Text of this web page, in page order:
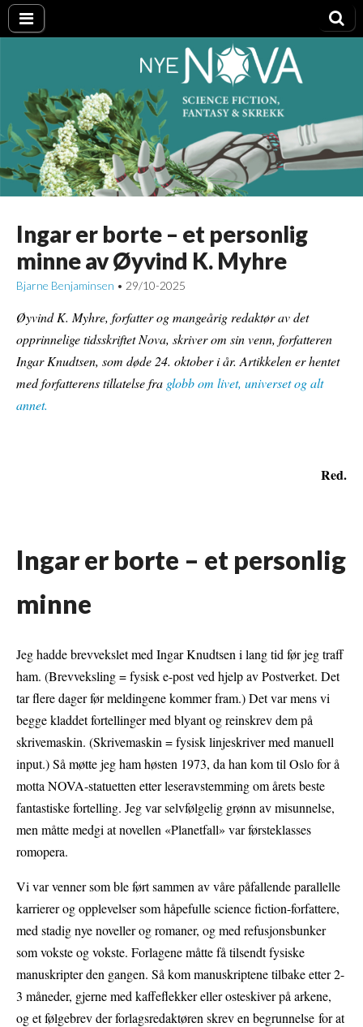
Nye NOVA
Ingar er borte – et personlig
minne av Øyvind K. Myhre
Bjarne Benjaminsen • 29/10-2025
Øyvind K. Myhre, forfatter og mangeårig redaktør av det
opprinnelige tidsskriftet Nova, skriver om sin venn, forfatteren
Ingar Knudtsen, som døde 24. oktober i år. Artikkelen er hentet
med forfatterens tillatelse fra globb om livet, universet og alt
annet.
Red.
Ingar er borte – et personlig
minne
Jeg hadde brevvekslet med Ingar Knudtsen i lang tid før jeg traff
ham. (Brevveksling = fysisk e-post ved hjelp av Postverket. Det
tar flere dager før meldingene kommer fram.) Det var mens vi
begge kladdet fortellinger med blyant og reinskrev dem på
skrivemaskin. (Skrivemaskin = fysisk linjeskriver med manuell
input.) Så møtte jeg ham høsten 1973, da han kom til Oslo for å
motta NOVA-statuetten etter leseravstemming om årets beste
fantastiske fortelling. Jeg var selvfølgelig grønn av misunnelse,
men måtte medgi at novellen «Planetfall» var førsteklasses
romopera.
Vi var venner som ble ført sammen av våre påfallende parallelle
karrierer og opplevelser som håpefulle science fiction-forfattere,
med stadig nye noveller og romaner, og med refusjonsbunker
som vokste og vokste. Forlagene måtte få tilsendt fysiske
manuskripter den gangen. Så kom manuskriptene tilbake etter 2-
3 måneder, gjerne med kaffeflekker eller osteskiver på arkene,
og et følgebrev der forlagsredaktøren skrev en begrunnelse for at